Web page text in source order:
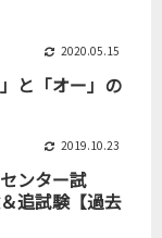
2020.05.15
と「オー」の
2019.10.23
ンター試
追試験【過去